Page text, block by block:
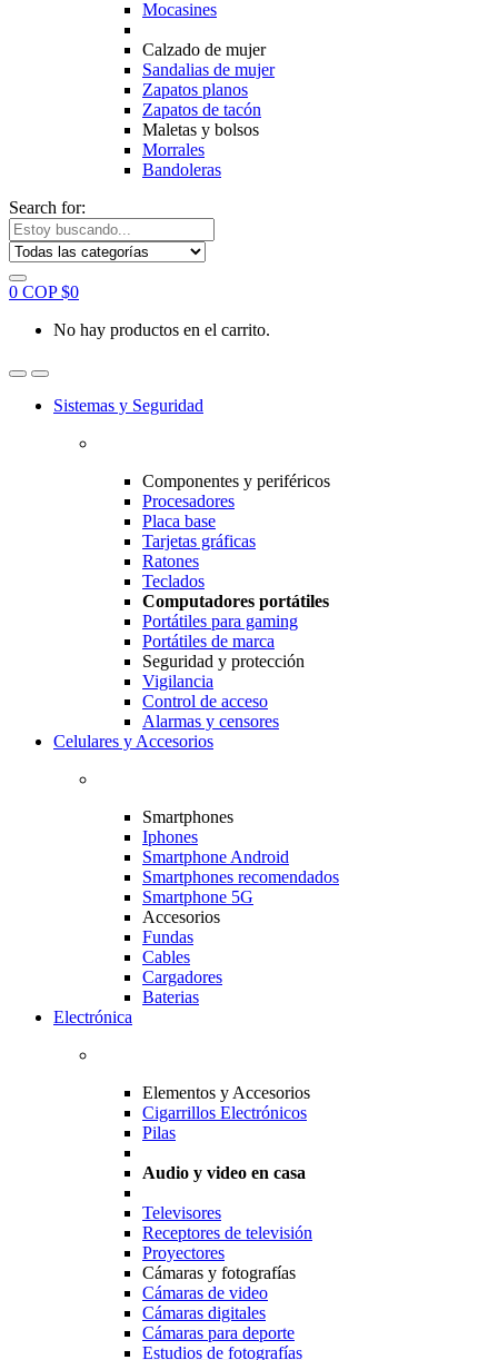
Mocasines
Calzado de mujer
Sandalias de mujer
Zapatos planos
Zapatos de tacón
Maletas y bolsos
Morrales
Bandoleras
Search for:
0 COP $0
No hay productos en el carrito.
Sistemas y Seguridad
Componentes y periféricos
Procesadores
Placa base
Tarjetas gráficas
Ratones
Teclados
Computadores portátiles
Portátiles para gaming
Portátiles de marca
Seguridad y protección
Vigilancia
Control de acceso
Alarmas y censores
Celulares y Accesorios
Smartphones
Iphones
Smartphone Android
Smartphones recomendados
Smartphone 5G
Accesorios
Fundas
Cables
Cargadores
Baterias
Electrónica
Elementos y Accesorios
Cigarrillos Electrónicos
Pilas
Audio y video en casa
Televisores
Receptores de televisión
Proyectores
Cámaras y fotografías
Cámaras de video
Cámaras digitales
Cámaras para deporte
Estudios de fotografías